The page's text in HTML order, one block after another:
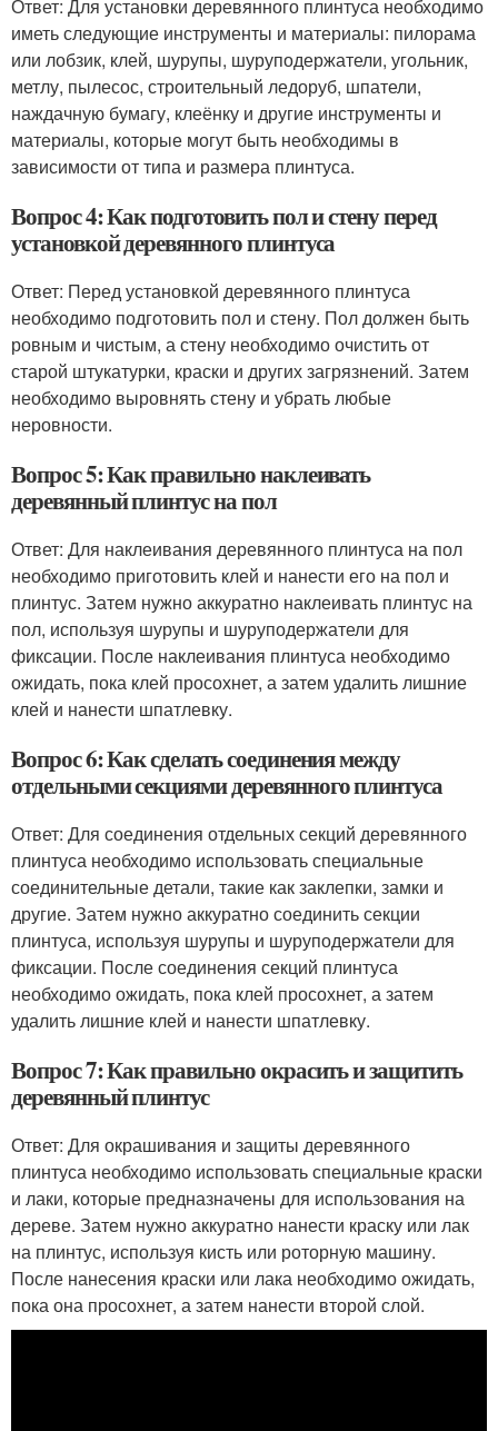
Ответ: Для установки деревянного плинтуса необходимо
иметь следующие инструменты и материалы: пилорама
или лобзик, клей, шурупы, шуруподержатели, угольник,
метлу, пылесос, строительный ледоруб, шпатели,
наждачную бумагу, клеёнку и другие инструменты и
материалы, которые могут быть необходимы в
зависимости от типа и размера плинтуса.
Вопрос 4: Как подготовить пол и стену перед
установкой деревянного плинтуса
Ответ: Перед установкой деревянного плинтуса
необходимо подготовить пол и стену. Пол должен быть
ровным и чистым, а стену необходимо очистить от
старой штукатурки, краски и других загрязнений. Затем
необходимо выровнять стену и убрать любые
неровности.
Вопрос 5: Как правильно наклеивать
деревянный плинтус на пол
Ответ: Для наклеивания деревянного плинтуса на пол
необходимо приготовить клей и нанести его на пол и
плинтус. Затем нужно аккуратно наклеивать плинтус на
пол, используя шурупы и шуруподержатели для
фиксации. После наклеивания плинтуса необходимо
ожидать, пока клей просохнет, а затем удалить лишние
клей и нанести шпатлевку.
Вопрос 6: Как сделать соединения между
отдельными секциями деревянного плинтуса
Ответ: Для соединения отдельных секций деревянного
плинтуса необходимо использовать специальные
соединительные детали, такие как заклепки, замки и
другие. Затем нужно аккуратно соединить секции
плинтуса, используя шурупы и шуруподержатели для
фиксации. После соединения секций плинтуса
необходимо ожидать, пока клей просохнет, а затем
удалить лишние клей и нанести шпатлевку.
Вопрос 7: Как правильно окрасить и защитить
деревянный плинтус
Ответ: Для окрашивания и защиты деревянного
плинтуса необходимо использовать специальные краски
и лаки, которые предназначены для использования на
дереве. Затем нужно аккуратно нанести краску или лак
на плинтус, используя кисть или роторную машину.
После нанесения краски или лака необходимо ожидать,
пока она просохнет, а затем нанести второй слой.